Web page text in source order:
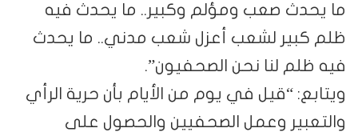
ما يحدث صعب ومؤلم وكبير.. ما يحدث فيه
ظلم كبير لشعب أعزل شعب مدني.. ما يحدث
فيه ظلم لنا نحن الصحفيون”.
ويتابع: “قيل في يوم من الأيام بأن حرية الرأي
والتعبير وعمل الصحفيين والحصول على